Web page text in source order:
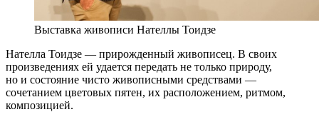
Выставка живописи Нателлы Тоидзе
Нателла Тоидзе — прирожденный живописец. В своих
произведениях ей удается передать не только природу,
но и состояние чисто живописными средствами —
сочетанием цветовых пятен, их расположением, ритмом,
композицией.